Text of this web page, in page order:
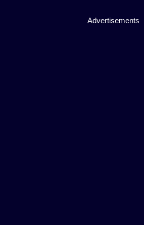
Advertisements